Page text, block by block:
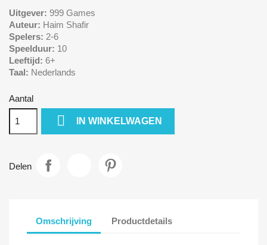
Uitgever: 999 Games
Auteur: Haim Shafir
Spelers: 2-6
Speelduur: 10
Leeftijd: 6+
Taal: Nederlands
Aantal
 IN WINKELWAGEN
Delen
Omschrijving Productdetails